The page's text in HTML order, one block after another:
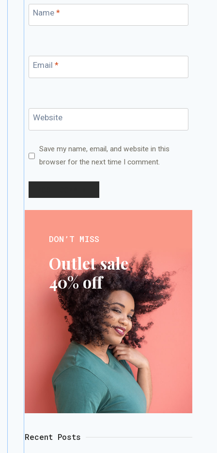
Name *
Email *
Website
Save my name, email, and website in this
browser for the next time I comment.
DON’T MISS
Outlet sale
40% off
Recent Posts